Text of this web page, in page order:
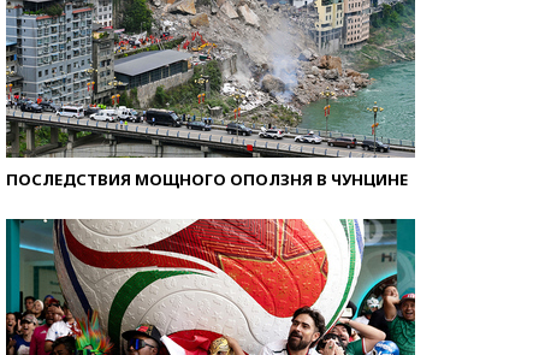
ПОСЛЕДСТВИЯ МОЩНОГО ОПОЛЗНЯ В ЧУНЦИНЕ